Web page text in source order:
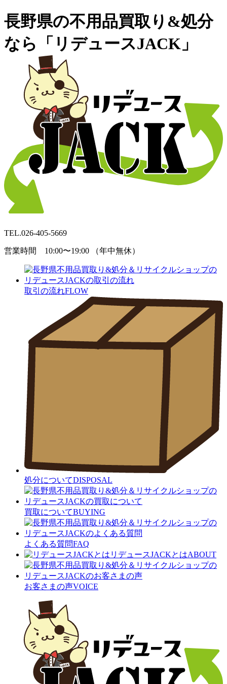
長野県の不用品買取り&処分
なら「リデュースJACK」
TEL.026-405-5669
営業時間 10:00〜19:00 （年中無休）
取引の流れFLOW
処分についてDISPOSAL
買取についてBUYING
よくある質問FAQ
リデュースJACKとはABOUT
お客さまの声VOICE